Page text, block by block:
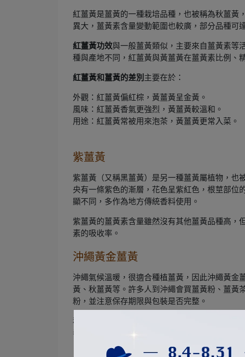
紅薑黃是薑黃的一種栽培品種， 也被稱為秋薑黃
異大，薑黃素含量變動範圍也較廣，部分品種可
紅薑黃功效與一般薑黃類似，主要來自薑黃素等
種與產地不同，紅薑黃與黃薑黃在薑黃素比例、
紅薑黃和薑黃的差別 主要在於：
外觀：紅薑黃偏紅棕，黃薑黃呈金黃。
風味：紅薑黃香氣更強烈，黃薑黃較溫和。
用途：紅薑黃常被用來泡茶，黃薑黃更常入菜。
紫薑黃
紫薑黃（又稱黑薑黃）是另一種薑黃屬植物，也
央有一條紫色的漸層，花色呈紫紅色，根莖部位
顯不同，多作為地方傳統香料使用。
紫薑黃的薑黃素含量雖然沒有其他薑黃品種高，
素的吸收率。
沖繩黃金薑黃
沖繩氣候溫暖，很適合種植薑黃，因此沖繩黃金
黃、秋薑黃等。許多人到沖繩會買薑黃粉、薑黃
粉，並注意保存期限與包裝是否完整。
秋薑黃：橙黃色，主要活性成分為薑黃素，一般
春薑黃：淡黃色，味道苦澀，薑黃素含量較少，